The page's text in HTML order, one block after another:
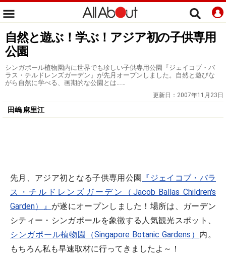
自然と遊ぶ！学ぶ！アジア初の子供専用
公園
シンガポール植物園内に世界でも珍しい子供専用公園『ジェイコブ・バ
ラス・チルドレンズガーデン』が先月オープンしました。自然と遊びな
がら自然に学べる、画期的な公園とは……
更新日： 2007年11月23日
田嶋 麻里江
先月、アジア初となる子供専用公園 『ジェイコブ・バラ
ス・チルドレンズガーデン（Jacob Ballas Children's
Garden）』 が遂にオープンしました！場所は、ガーデン
シティー・シンガポールを象徴する人気観光スポット、
シンガポール植物園（Singapore Botanic Gardens） 内。
もちろん私も早速取材に行ってきましたよ～！